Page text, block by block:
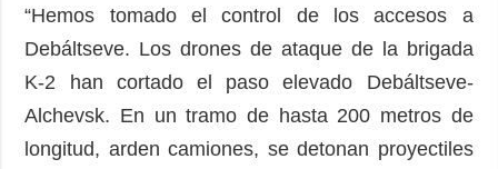
“Hemos tomado el control de los accesos a
Debáltseve. Los drones de ataque de la brigada
K-2 han cortado el paso elevado Debáltseve-
Alchevsk. En un tramo de hasta 200 metros de
longitud, arden camiones, se detonan proyectiles